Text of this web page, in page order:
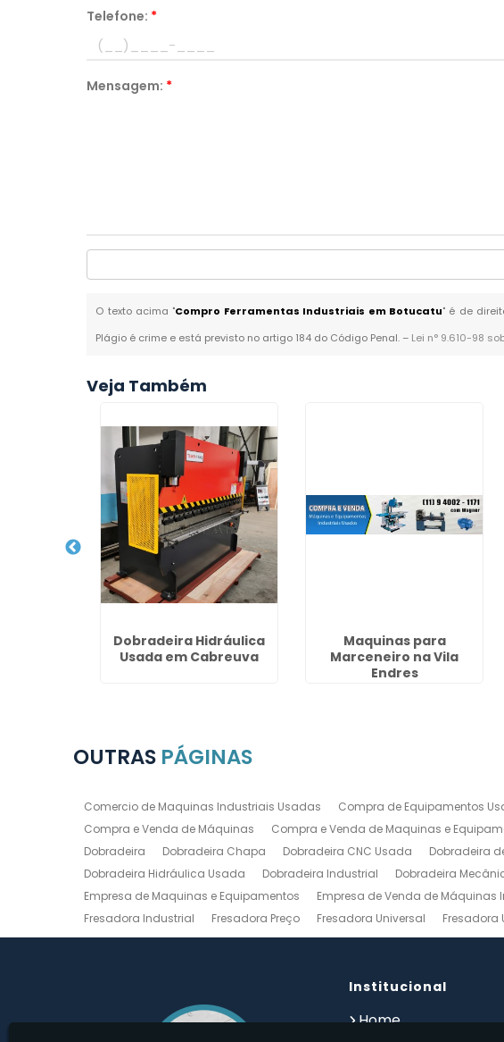
Telefone: *
Mensagem: *
O texto acima "Compro Ferramentas Industriais em Botucatu" é de
Plágio é crime e está previsto no artigo 184 do Código Penal. – Lei n° 9.610-98
Veja Também
Dobradeira Hidráulica
Usada em Cabreuva
Maquinas para
Marceneiro na Vila
Endres
OUTRAS PÁGINAS
Comercio de Maquinas Industriais Usadas Compra de Equipamentos
Compra e Venda de Máquinas
Compra e Venda de Maquinas e
Dobradeira
Dobradeira Chapa Dobradeira CNC Usada Dobradeira
Dobradeira Hidráulica Usada
Dobradeira Industrial Dobradeira
Empresa de Maquinas e Equipamentos
Empresa de Venda de Máquinas
Fresadora Industrial
Fresadora Preço Fresadora Universal Fresadora
Guilhotina Industrial
Guilhotina Industrial para Chapas de Aço
Torno Mecânico Usado Barato Venda de
Compro Torno Mecanico
Institucional
Home